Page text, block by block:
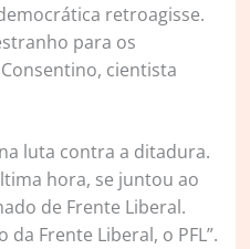
retroagisse.
para os
cientista
luta contra a ditadura.
hora, se juntou ao
de Frente Liberal.
Frente Liberal, o PFL”.